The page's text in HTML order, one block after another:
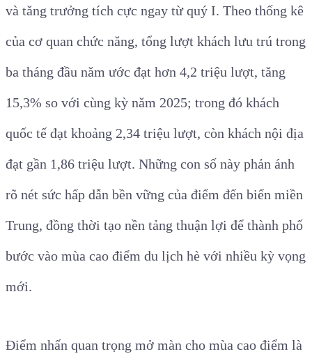
và tăng trưởng tích cực ngay từ quý I. Theo thống kê
của cơ quan chức năng, tổng lượt khách lưu trú trong
ba tháng đầu năm ước đạt hơn 4,2 triệu lượt, tăng
15,3% so với cùng kỳ năm 2025; trong đó khách
quốc tế đạt khoảng 2,34 triệu lượt, còn khách nội địa
đạt gần 1,86 triệu lượt. Những con số này phản ánh
rõ nét sức hấp dẫn bền vững của điểm đến biển miền
Trung, đồng thời tạo nền tảng thuận lợi để thành phố
bước vào mùa cao điểm du lịch hè với nhiều kỳ vọng
mới.
Điểm nhấn quan trọng mở màn cho mùa cao điểm là